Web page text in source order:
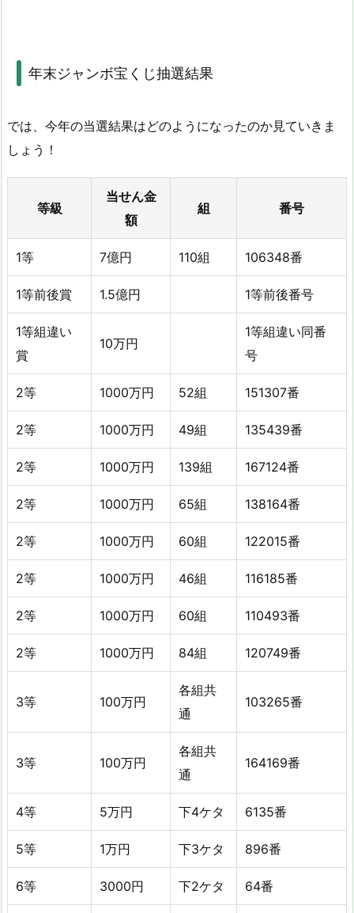
年末ジャンボ宝くじ抽選結果
では、今年の当選結果はどのようになったのか見ていきま
しょう！
等級
当せん金
額
組 番号
1等 7億円 110組 106348番
1等前後賞 1.5億円 1等前後番号
1等組違い
賞
10万円
1等組違い同番
号
2等 1000万円 52組 151307番
2等 1000万円 49組 135439番
2等 1000万円 139組 167124番
2等 1000万円 65組 138164番
2等 1000万円 60組 122015番
2等 1000万円 46組 116185番
2等 1000万円 60組 110493番
2等 1000万円 84組 120749番
3等 100万円
各組共
通
103265番
3等 100万円
各組共
通
164169番
4等 5万円 下4ケタ 6135番
5等 1万円 下3ケタ 896番
6等 3000円 下2ケタ 64番